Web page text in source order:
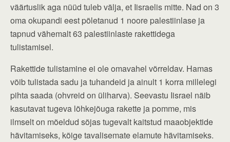
väärtuslik aga nüüd tuleb välja, et Iisraelis mitte. Nad on 3
oma okupandi eest põletanud 1 noore palestiinlase ja
tapnud vähemalt 63 palestiinlaste rakettidega
tulistamisel.
Rakettide tulistamine ei ole omavahel võrreldav. Hamas
võib tulistada sadu ja tuhandeid ja ainult 1 korra millelegi
pihta saada (ohvreid on üliharva). Seevastu Iisrael näib
kasutavat tugeva lõhkejõuga rakette ja pomme, mis
ilmselt on mõeldud sõjas tugevalt kaitstud maaobjektide
hävitamiseks, kõige tavalisemate elamute hävitamiseks.